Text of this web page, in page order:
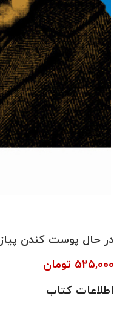
در حال پوست کندن پیاز
525,000 تومان
اطلاعات کتاب